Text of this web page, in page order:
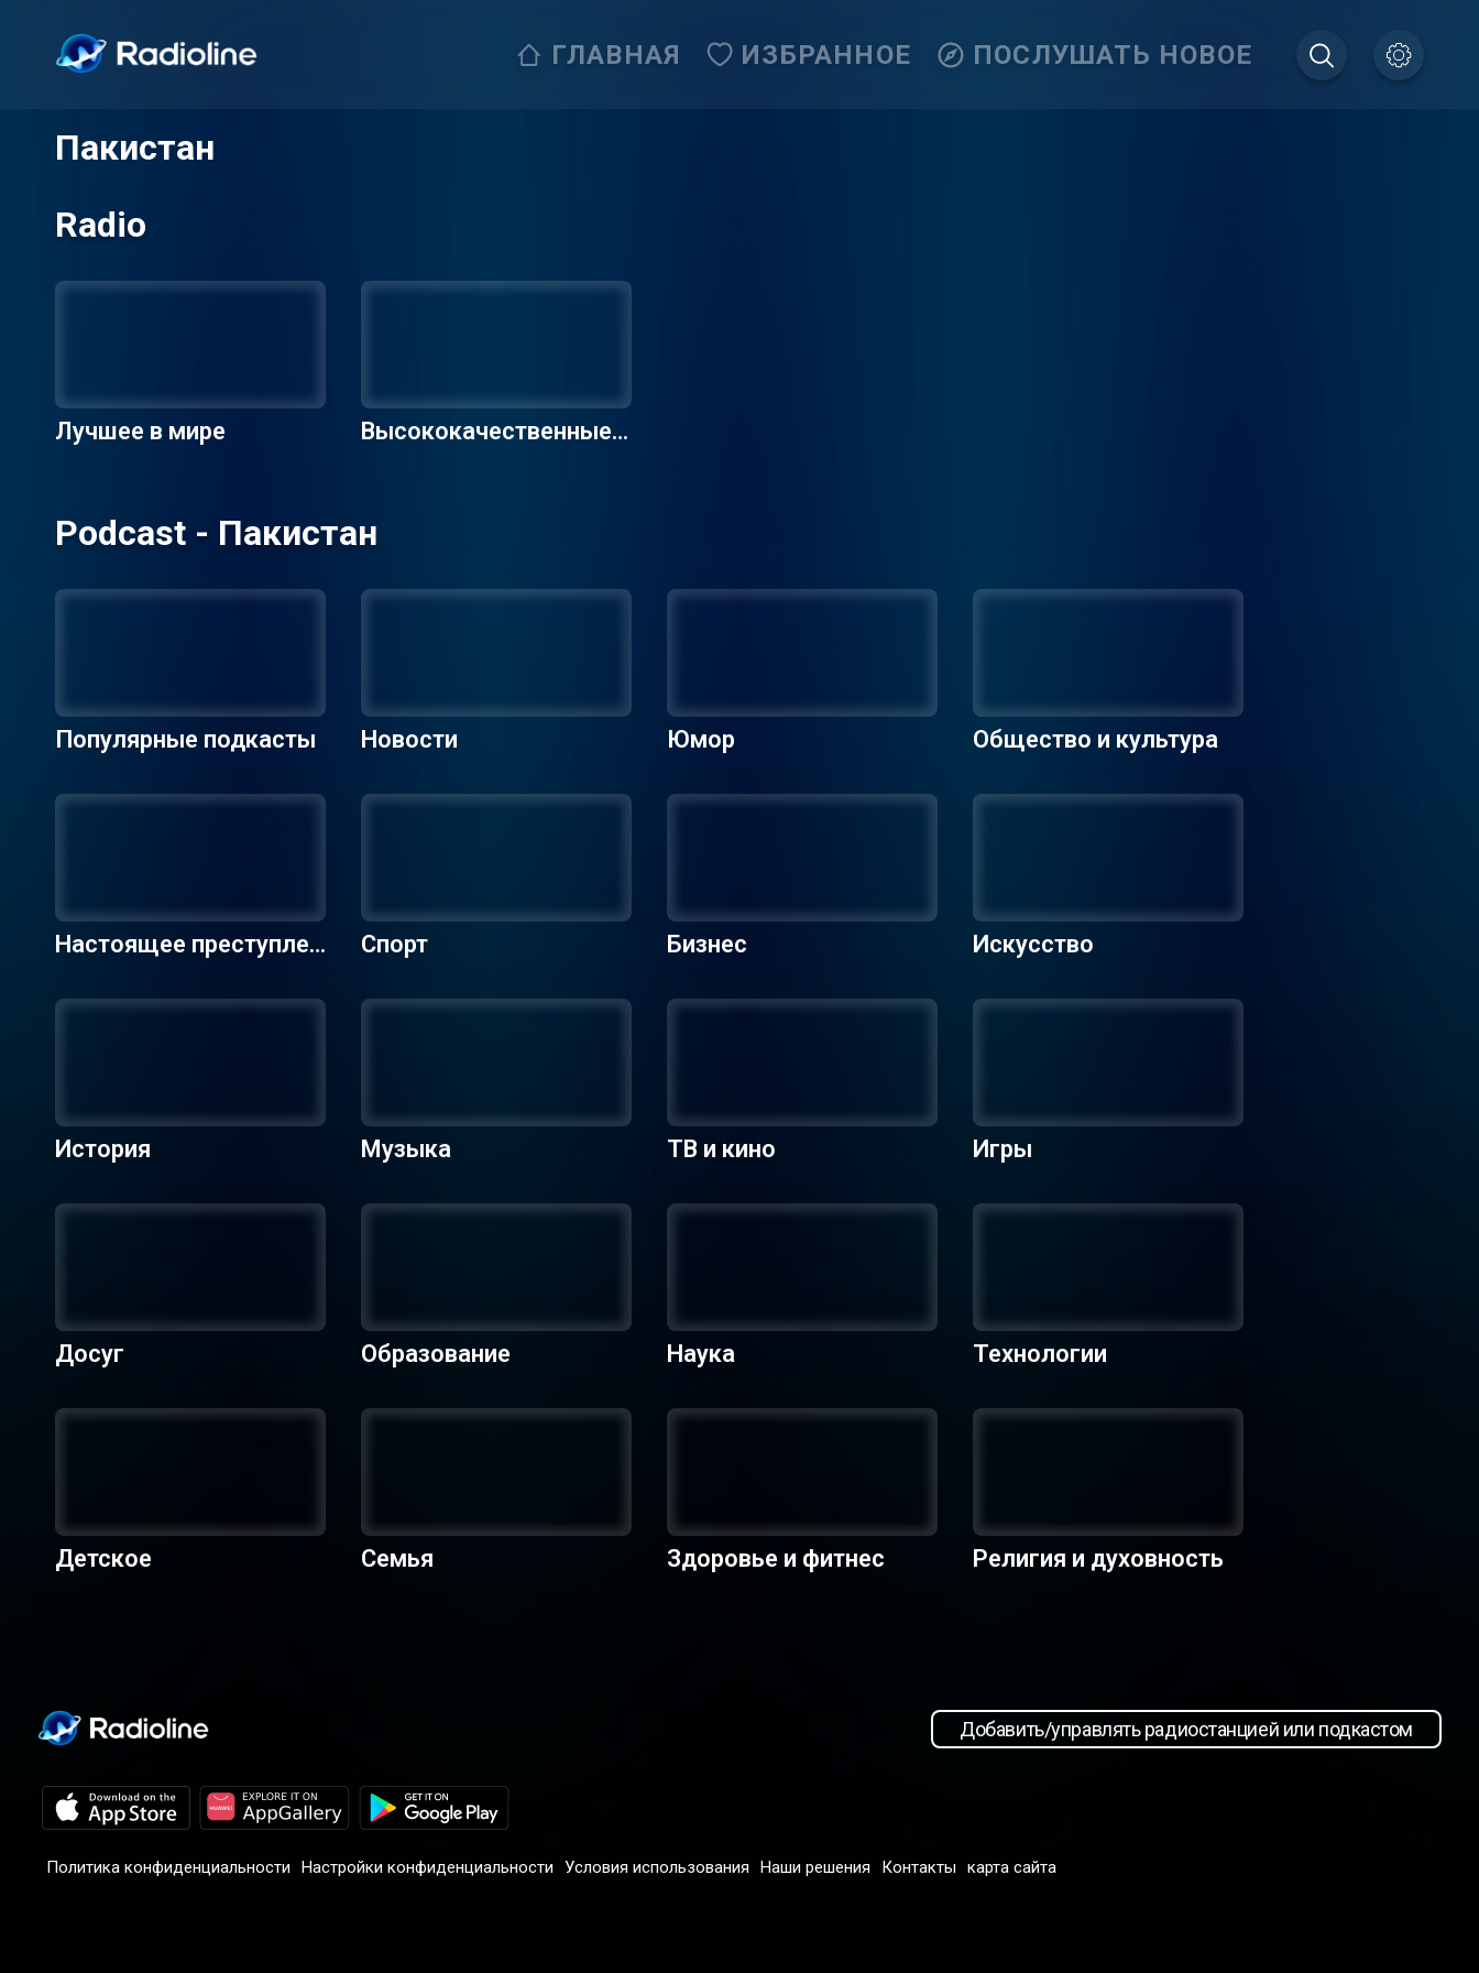
ГЛАВНАЯ ИЗБРАННОЕ ПОСЛУШАТЬ НОВОЕ
Пакистан
Radio
Лучшее в мире
Высококачественные р
Podcast - Пакистан
Популярные подкасты Новости Юмор Общество и культура
Настоящее преступлен
Спорт Бизнес Искусство
История Музыка ТВ и кино Игры
Досуг Образование Наука Технологии
Детское Семья Здоровье и фитнес Религия и духовность
Добавить/управлять радиостанцией или подкастом
Политика конфиденциальности Настройки конфиденциальности Условия использования Наши решения Контакты карта сайта